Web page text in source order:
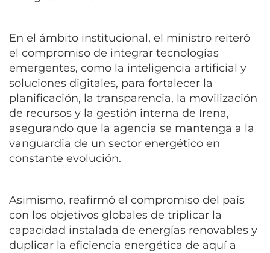
En el ámbito institucional, el ministro reiteró
el compromiso de integrar tecnologías
emergentes, como la inteligencia artificial y
soluciones digitales, para fortalecer la
planificación, la transparencia, la movilización
de recursos y la gestión interna de Irena,
asegurando que la agencia se mantenga a la
vanguardia de un sector energético en
constante evolución.
Asimismo, reafirmó el compromiso del país
con los objetivos globales de triplicar la
capacidad instalada de energías renovables y
duplicar la eficiencia energética de aquí a